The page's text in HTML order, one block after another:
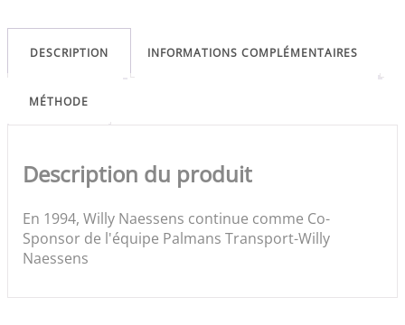
DESCRIPTION INFORMATIONS COMPLÉMENTAIRES
MÉTHODE
Description du produit
En 1994, Willy Naessens continue comme Co-
Sponsor de l'équipe Palmans Transport-Willy
Naessens